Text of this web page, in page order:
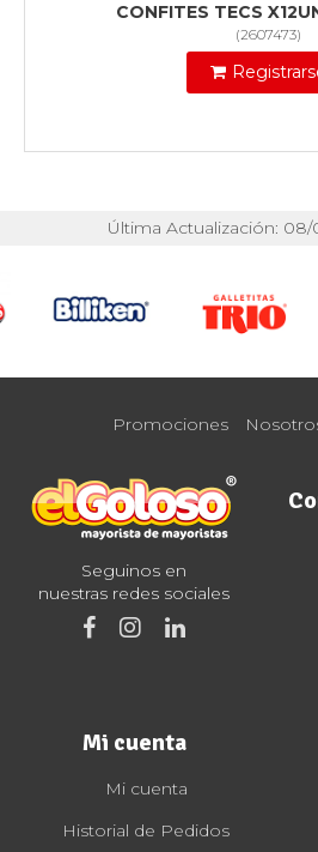
CONFITES TECS
(2607473)
Última Actualización: 08/
Promociones
Seguinos en
nuestras redes sociales
Mi cuenta
Mi cuenta
Historial de Pedidos